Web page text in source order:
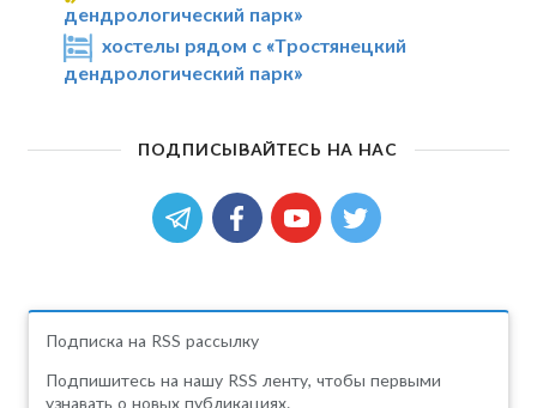
дендрологический парк»
хостелы рядом с «Тростянецкий
дендрологический парк»
ПОДПИСЫВАЙТЕСЬ НА НАС
Подписка на RSS рассылку
Подпишитесь на нашу RSS ленту, чтобы первыми
узнавать о новых публикациях.